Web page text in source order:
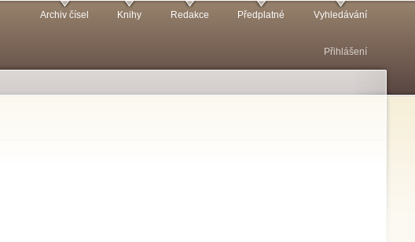
Archiv čísel Knihy Redakce Předplatné Vyhledávání
Přihlášení